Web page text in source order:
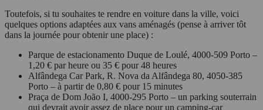
Toutefois, si tu souhaites te rendre en voiture dans la ville, voici
quelques options adaptées aux vans aménagés (pense à arriver tôt
dans la journée pour obtenir une place) :
Parque de estacionamento Duque de Loulé, 4000-509 Porto –
1,20 € par heure ou 35 € pour 48 heures
Alfândega Car Park, R. Nova da Alfândega 80, 4050-385
Porto – à partir de 0,80 € pour 15 minutes
Praça de Dom João I, 4000-295 Porto – un parking souterrain
qui devrait avoir assez de place pour un camping-car